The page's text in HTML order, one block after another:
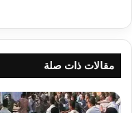
مقالات ذات صلة